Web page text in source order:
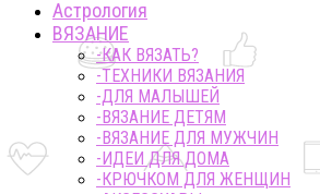
Астрология
ВЯЗАНИЕ
-КАК ВЯЗАТЬ?
-ТЕХНИКИ ВЯЗАНИЯ
-ДЛЯ МАЛЫШЕЙ
-ВЯЗАНИЕ ДЕТЯМ
-ВЯЗАНИЕ ДЛЯ МУЖЧИН
-ИДЕИ ДЛЯ ДОМА
-КРЮЧКОМ ДЛЯ ЖЕНЩИН